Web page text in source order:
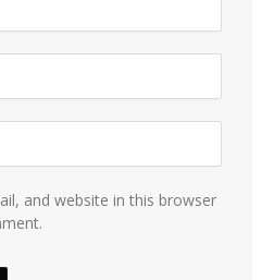
and website in this browser